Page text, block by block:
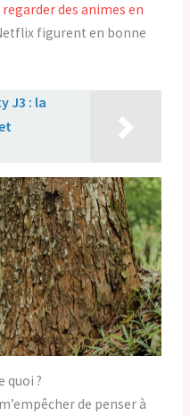
des animes en
figurent en bonne
J3 : la
quoi ?
de penser à